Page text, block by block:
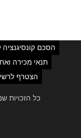
הסכם קונסיגנציה
תנאי מכירה
הצטרף
כל הזכויות